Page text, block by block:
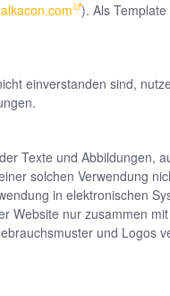
). Als
einverstanden sind,
Texte und Abbildungen,
solchen Verwendung
in elektronischen
Website nur zusammen
und Logos